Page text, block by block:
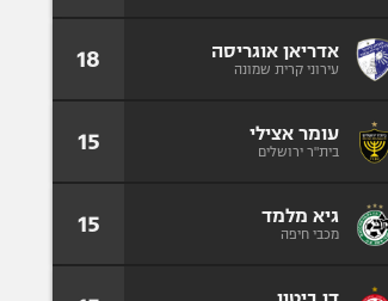
אדריאן אוגריסה
עירוני קרית שמונה 18
עומר אצילי
בית"ר ירושלים 15
גיא מלמד
מכבי חיפה 15